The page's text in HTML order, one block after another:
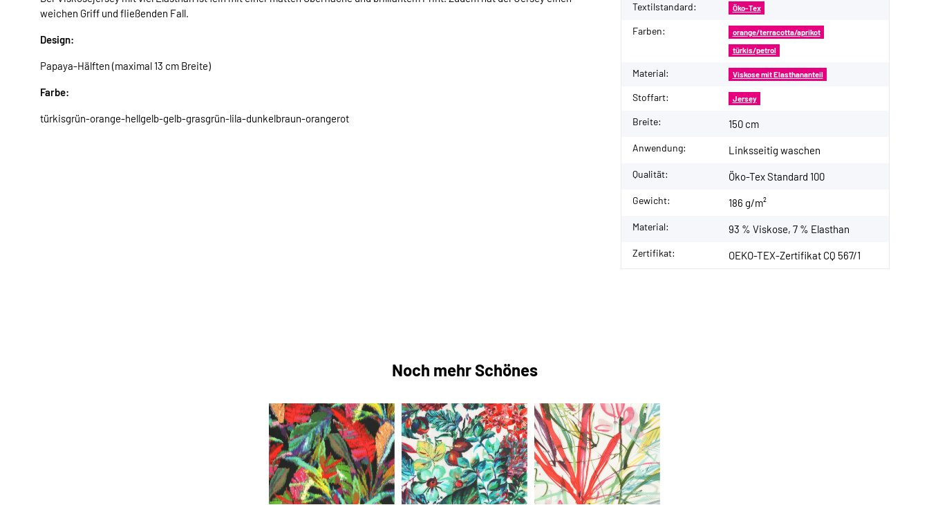
weichen Griff und fließenden Fall.
Design:
Papaya-Hälften (maximal 13 cm Breite)
Farbe:
türkisgrün-orange-hellgelb-gelb-grasgrün-lila-dunkelbraun-orangerot
Textilstandard: Öko-Tex
Farben: orange/terracotta/aprikot
türkis/petrol
Material: Viskose mit Elasthananteil
Stoffart: Jersey
Breite: 150 cm
Anwendung: Linksseitig waschen
Qualität: Öko-Tex Standard 100
Gewicht: 186 g/m²
Material: 93 % Viskose, 7 % Elasthan
Zertifikat: OEKO-TEX-Zertifikat CQ 567/1
Noch mehr Schönes